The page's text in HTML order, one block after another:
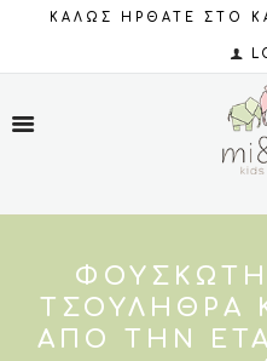
ΚΑΛΩΣ ΗΡΘΑΤΕ ΣΤΟ
ΦΟΥΣΚΩΤΉ
ΤΣΟΥΛΉΘΡΑ
ΑΠΌ ΤΗΝ